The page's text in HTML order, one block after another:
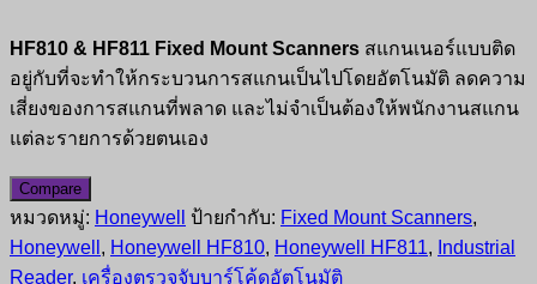
HF810 & HF811 Fixed Mount Scanners สแกนเนอร์แบบติด
อยู่กับที่จะทำให้กระบวนการสแกนเป็นไปโดยอัตโนมัติ ลดความ
เสี่ยงของการสแกนที่พลาด และไม่จำเป็นต้องให้พนักงานสแกน
แต่ละรายการด้วยตนเอง
Compare
หมวดหมู่: Honeywell ป้ายกำกับ: Fixed Mount Scanners,
Honeywell , Honeywell HF810, Honeywell HF811, Industrial
Reader, เครื่องตรวจจับบาร์โค้ดอัตโนมัติ